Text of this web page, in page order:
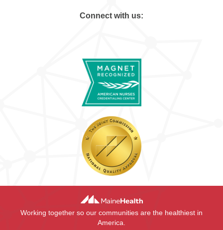
Connect with us:
Working together so our communities are the healthiest in
America.